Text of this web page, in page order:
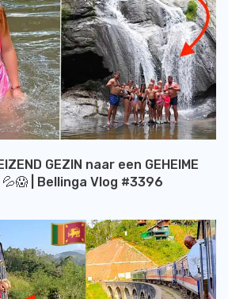
GEZIN naar een GEHEIME
| Bellinga Vlog #3396